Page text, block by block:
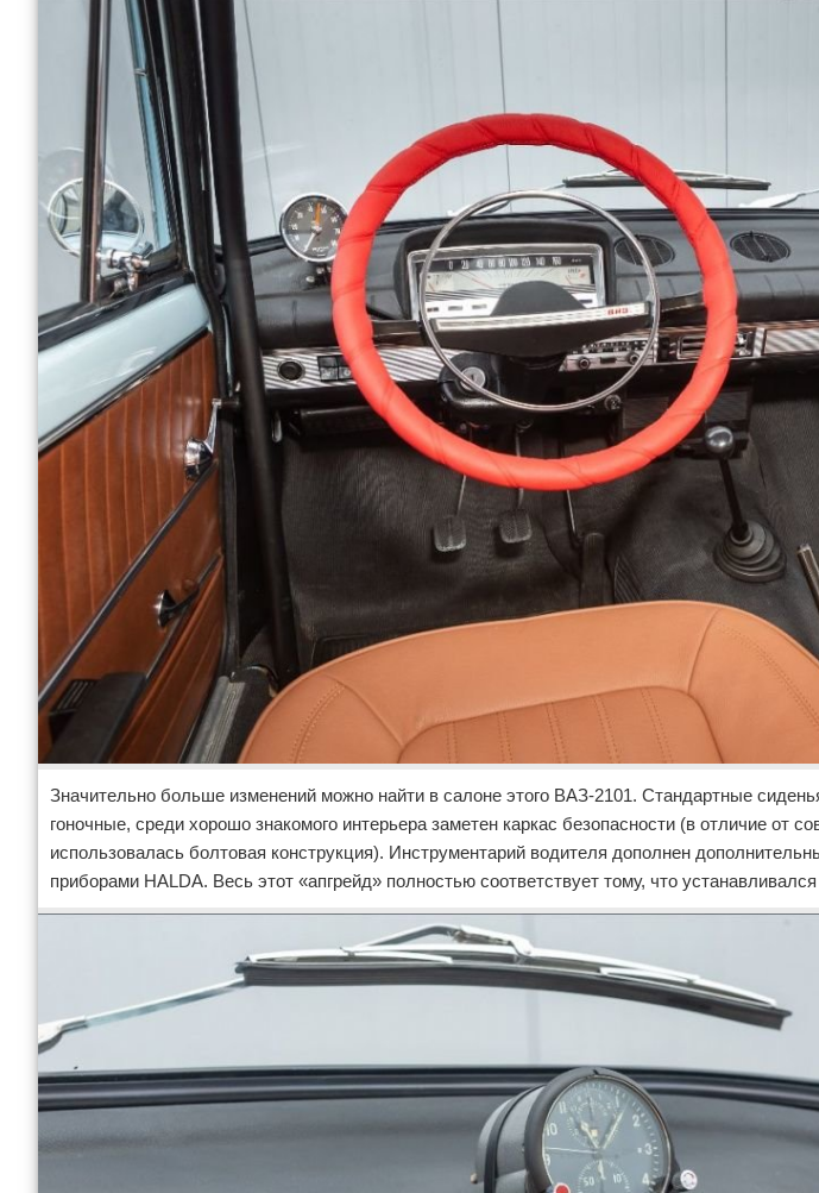
Значительно больше изменений можно найти в салоне этого ВАЗ-2101. Стандартные
гоночные, среди хорошо знакомого интерьера заметен каркас безопасности (в отличие от
использовалась болтовая конструкция). Инструментарий водителя дополнен
приборами HALDA. Весь этот «апгрейд» полностью соответствует тому, что